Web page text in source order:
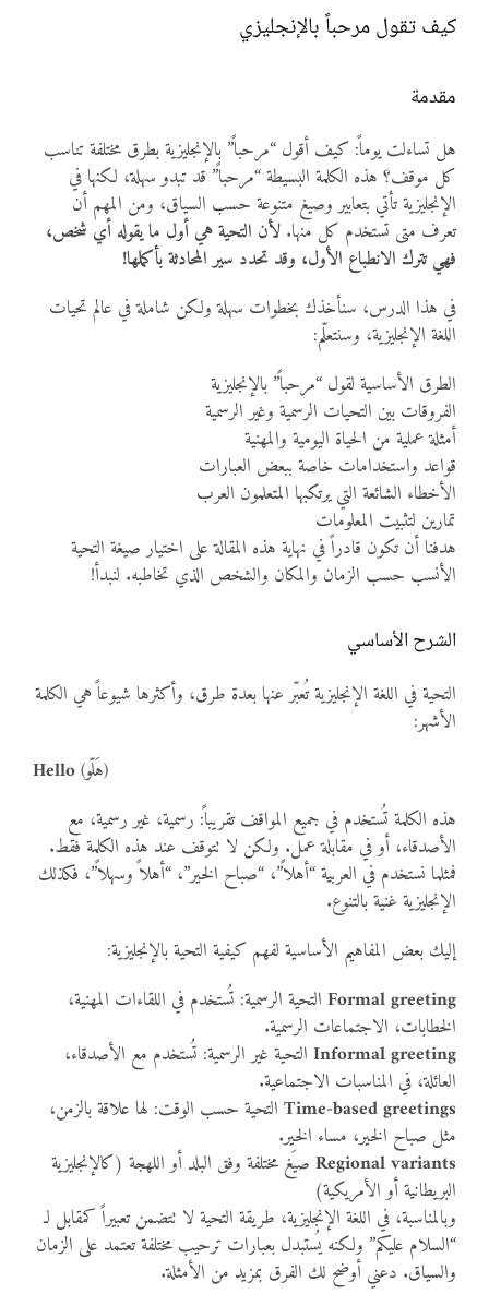
كيف تقول مرحباً بالإنجليزي
مقدمة
هل تساءلت يوماً: كيف أقول “مرحباً” بالإنجليزية بطرق مختلفة تناسب
كل موقف؟ هذه الكلمة البسيطة “مرحباً” قد تبدو سهلة، لكنها في
الإنجليزية تأتي بتعابير وصيغ متنوعة حسب السياق، ومن المهم أن
تعرف متى تستخدم كل منها. لأن التحية هي أول ما يقوله أي شخص،
فهي تترك الانطباع الأول، وقد تحدد سير المحادثة بأكملها!
في هذا الدرس، سنأخذك بخطوات سهلة ولكن شاملة في عالم تحيات
اللغة الإنجليزية، وسنتعلّم:
الطرق الأساسية لقول “مرحباً” بالإنجليزية
الفروقات بين التحيات الرسمية وغير الرسمية
أمثلة عملية من الحياة اليومية والمهنية
قواعد واستخدامات خاصة ببعض العبارات
الأخطاء الشائعة التي يرتكبها المتعلمون العرب
تمارين لتثبيت المعلومات
هدفنا أن تكون قادراً في نهاية هذه المقالة على اختيار صيغة التحية
الأنسب حسب الزمان والمكان والشخص الذي تخاطبه. لنبدأ!
الشرح الأساسي
التحية في اللغة الإنجليزية تُعبّر عنها بعدة طرق، وأكثرها شيوعاً هي الكلمة
الأشهر:
Hello
(هَلّو)
هذه الكلمة تُستخدم في جميع المواقف تقريباً: رسمية، غير رسمية، مع
الأصدقاء، أو في مقابلة عمل. ولكن لا تتوقف عند هذه الكلمة فقط.
فمثلما نستخدم في العربية “أهلاً”، “صباح الخير”، “أهلاً وسهلاً”، فكذلك
الإنجليزية غنية بالتنوع.
إليك بعض المفاهيم الأساسية لفهم كيفية التحية بالإنجليزية:
Formal greetingالتحية الرسمية: تُستخدم في اللقاءات المهنية،
الخطابات، الاجتماعات الرسمية.
Informal greetingالتحية غير الرسمية: تُستخدم مع الأصدقاء،
العائلة، في المناسبات الاجتماعية.
Time-based greetingsالتحية حسب الوقت: لها علاقة بالزمن،
مثل صباح الخير، مساء الخير.
Regional variantsصيَغ مختلفة وفق البلد أو اللهجة (كالإنجليزية
البريطانية أو الأمريكية)
وبالمناسبة، في اللغة الإنجليزية، طريقة التحية لا تتضمن تعبيراً كمقابل لـ
“السلام عليكم” ولكنه يُستبدل بعبارات ترحيب مختلفة تعتمد على الزمان
والسياق. دعني أوضح لك الفرق بمزيد من الأمثلة.